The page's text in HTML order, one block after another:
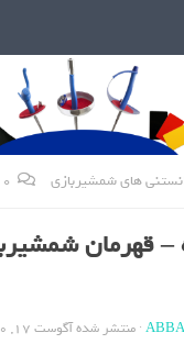
های شمشیربازی 0
– قهرمان
· منتشر شدهآگوست 17, 2020